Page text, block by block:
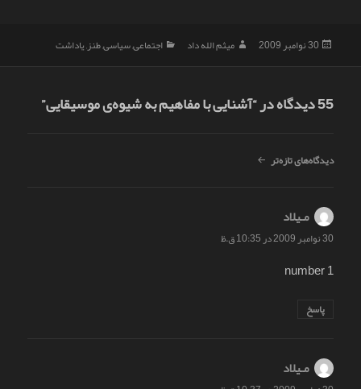
ارسال
30 نوامبر 2009 نویسنده
میثم الله داد دسته‌ها
اجتماعی,سیاسی,طنز,یاداشت
55 دیدگاه در “آشنایی با مفاهیم به شیوه‌ی موسیقایی”
ناوبری
دیدگاه‌های تازه‌تر
مـیلاد
30 نوامبر 2009 در 10:35 ق.ظ
number 1
پاسخ
مـیلاد